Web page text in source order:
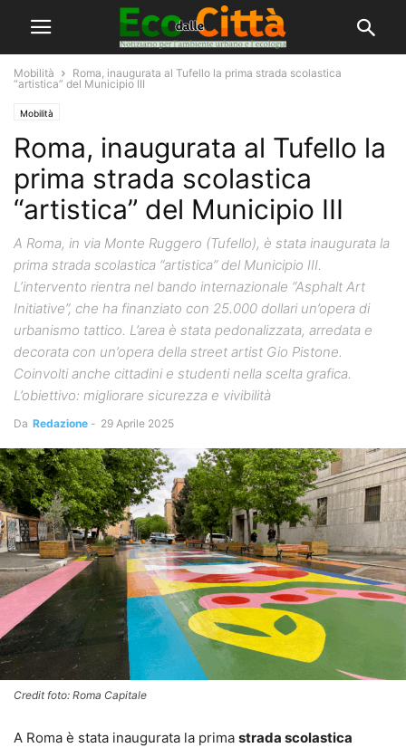
Mobilità
Roma, inaugurata al Tufello la prima strada scolastica
“artistica” del Municipio III
Mobilità
Roma, inaugurata al Tufello la
prima strada scolastica
“artistica” del Municipio III
A Roma, in via Monte Ruggero (Tufello), è stata inaugurata la
prima strada scolastica “artistica” del Municipio III.
L’intervento rientra nel bando internazionale “Asphalt Art
Initiative”, che ha finanziato con 25.000 dollari un’opera di
urbanismo tattico. L’area è stata pedonalizzata, arredata e
decorata con un’opera della street artist Gio Pistone.
Coinvolti anche cittadini e studenti nella scelta grafica.
L’obiettivo: migliorare sicurezza e vivibilità
Da Redazione - 29 Aprile 2025
Credit foto: Roma Capitale
A Roma è stata inaugurata la prima strada scolastica